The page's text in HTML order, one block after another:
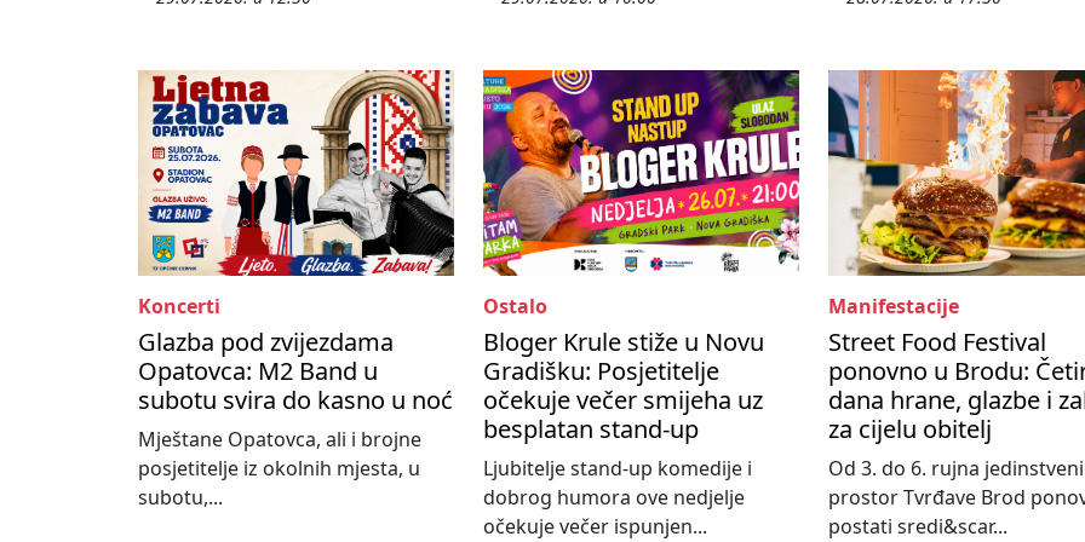
Koncerti
Glazba pod zvijezdama
Opatovca: M2 Band u
subotu svira do kasno u noć
Mještane Opatovca, ali i brojne
posjetitelje iz okolnih mjesta, u
subotu,...
Ostalo
Bloger Krule stiže u Novu
Gradišku: Posjetitelje
očekuje večer smijeha uz
besplatan stand-up
Ljubitelje stand-up komedije i
dobrog humora ove nedjelje
očekuje večer ispunjen...
Manifestacije
Street Food Festival
ponovno u Brodu:
dana hrane, glazbe i
za cijelu obitelj
Od 3. do 6. rujna jedinstveni
prostor Tvrđave Brod
postati sredi&scar...